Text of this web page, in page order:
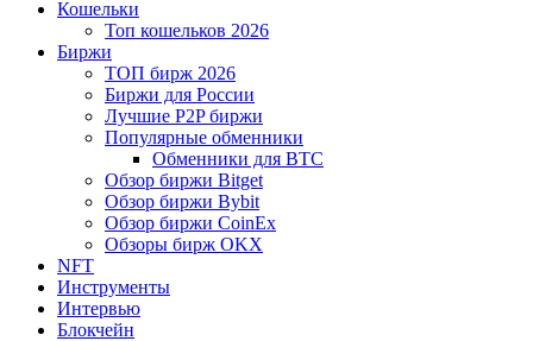
Кошельки
Топ кошельков 2026
Биржи
ТОП бирж 2026
Биржи для России
Лучшие P2P биржи
Популярные обменники
Обменники для BTC
Обзор биржи Bitget
Обзор биржи Bybit
Обзор биржи CoinEx
Обзоры бирж OKX
NFT
Инструменты
Интервью
Блокчейн